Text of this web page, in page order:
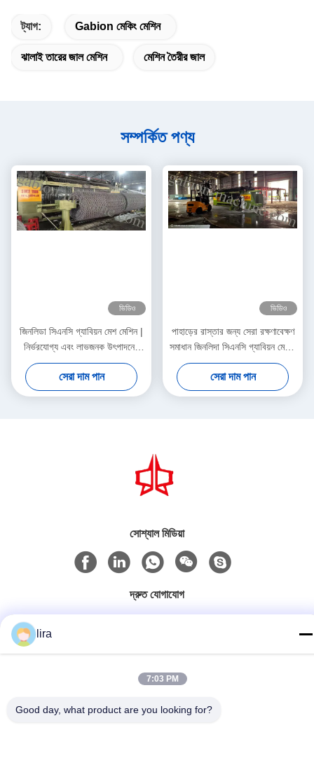
ট্যাগ: Gabion মেকিং মেশিন
ঝালাই তারের জাল মেশিন মেশিন তৈরীর জাল
সম্পর্কিত পণ্য
ভিডিও
জিনলিডা সিএনসি গ্যাবিয়ন মেশ মেশিন |
নির্ভরযোগ্য এবং লাভজনক উৎপাদনের
জন্য নির্মিত
সেরা দাম পান
ভিডিও
পাহাড়ের রাস্তার জন্য সেরা রক্ষণাবেক্ষণ
সমাধান জিনলিদা সিএনসি গ্যাবিয়ন মেশিন
বিশ্বব্যাপী ঢাল সুরক্ষা প্রকল্পগুলিকে
সমর্থন করে
সেরা দাম পান
সোশ্যাল মিডিয়া
দ্রুত যোগাযোগ
ঠিকানা
lira
7:03 PM
Good day, what product are you looking for?